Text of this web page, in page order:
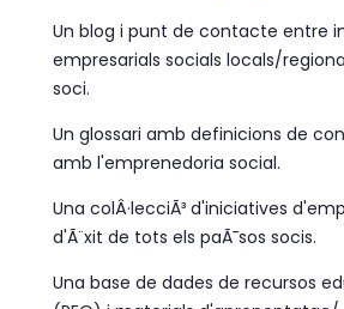
Un blog i punt de contacte entre
empresarials socials locals/
soci.
Un glossari amb definicions de
amb l'emprenedoria social.
Una colÂ·lecciÃ³ d'iniciatives
d'Ã¨xit de tots els paÃ¯sos socis.
Una base de dades de recursos